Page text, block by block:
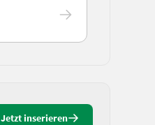
Jetzt inserieren